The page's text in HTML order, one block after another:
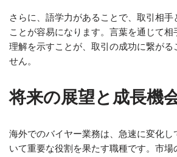
さらに、語学力があることで、取引相手
ことが容易になります。言葉を通じて相
理解を示すことが、取引の成功に繋がる
せん。
将来の展望と成長機
海外でのバイヤー業務は、急速に変化し
いて重要な役割を果たす職種です。市場